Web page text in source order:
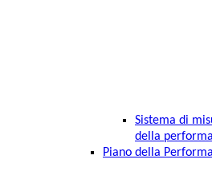
Sistema di
della
Piano della